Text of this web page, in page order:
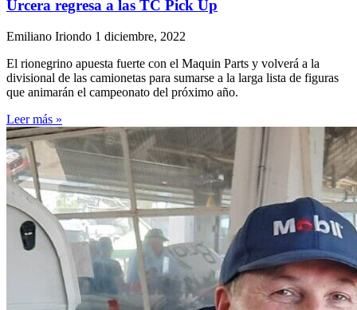
Urcera regresa a las TC Pick Up
Emiliano Iriondo 1 diciembre, 2022
El rionegrino apuesta fuerte con el Maquin Parts y volverá a la
divisional de las camionetas para sumarse a la larga lista de figuras
que animarán el campeonato del próximo año.
Leer más »